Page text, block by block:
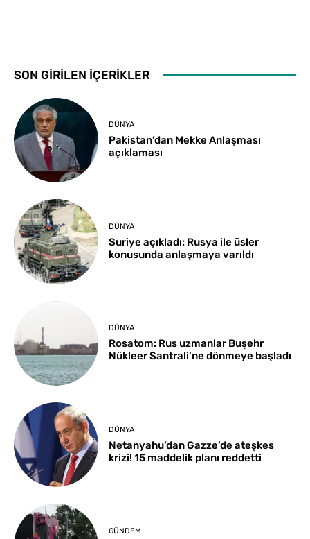
SON GİRİLEN İÇERİKLER
DÜNYA
Pakistan’dan Mekke Anlaşması
açıklaması
DÜNYA
Suriye açıkladı: Rusya ile üsler
konusunda anlaşmaya varıldı
DÜNYA
Rosatom: Rus uzmanlar Buşehr
Nükleer Santrali’ne dönmeye başladı
DÜNYA
Netanyahu’dan Gazze’de ateşkes
krizi! 15 maddelik planı reddetti
GÜNDEM